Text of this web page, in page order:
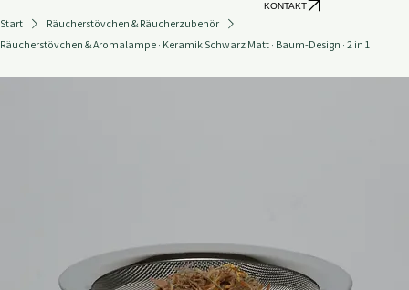
Räucherstövchen & Aromalampe · Keramik Schwarz Matt · Baum-Design · 2 in 1